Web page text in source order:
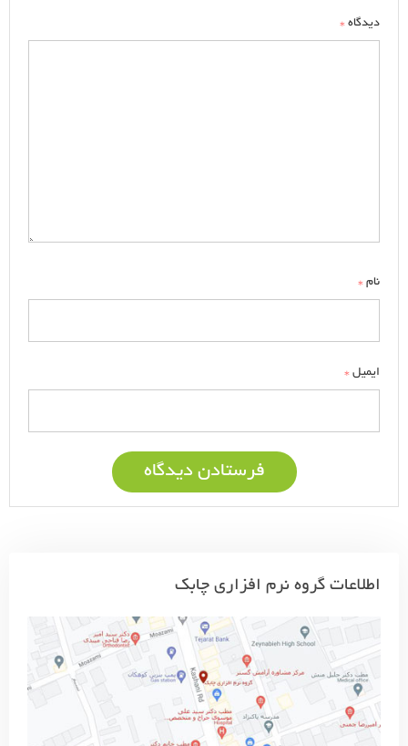
دیدگاه *
نام *
ایمیل *
اطلاعات گروه نرم افزاری چابک